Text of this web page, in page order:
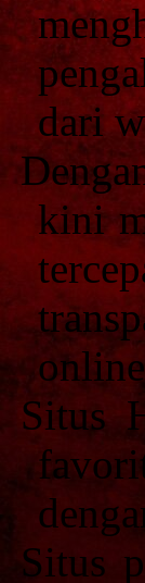
dari
kini
Situs
Situs